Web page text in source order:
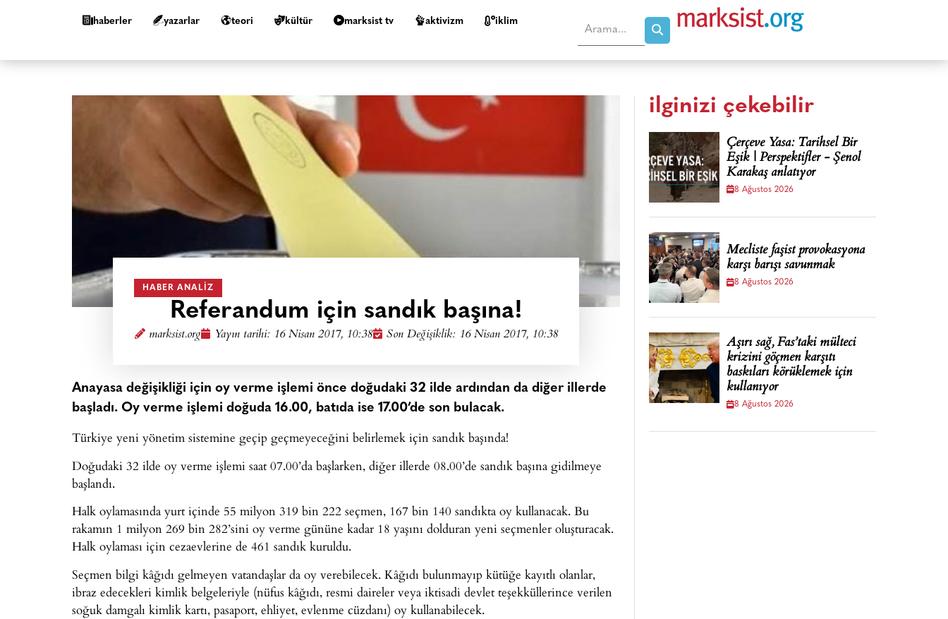
haberler yazarlar teori kültür marksist tv aktivizm i̇klim
HABER ANALIZ
Referandum için sandık başına!
marksist.org Yayın tarihi: 16 Nisan 2017, 10:38 Son Değişiklik: 16 Nisan 2017, 10:38
Anayasa değişikliği için oy verme işlemi önce doğudaki 32 ilde ardından da diğer illerde
başladı. Oy verme işlemi doğuda 16.00, batıda ise 17.00’de son bulacak.
Türkiye yeni yönetim sistemine geçip geçmeyeceğini belirlemek için sandık başında!
Doğudaki 32 ilde oy verme işlemi saat 07.00’da başlarken, diğer illerde 08.00’de sandık başına gidilmeye
başlandı.
Halk oylamasında yurt içinde 55 milyon 319 bin 222 seçmen, 167 bin 140 sandıkta oy kullanacak. Bu
rakamın 1 milyon 269 bin 282’sini oy verme gününe kadar 18 yaşını dolduran yeni seçmenler oluşturacak.
Halk oylaması için cezaevlerine de 461 sandık kuruldu.
Seçmen bilgi kâğıdı gelmeyen vatandaşlar da oy verebilecek. Kâğıdı bulunmayıp kütüğe kayıtlı olanlar,
ibraz edecekleri kimlik belgeleriyle (nüfus kâğıdı, resmi daireler veya iktisadi devlet teşekküllerince verilen
soğuk damgalı kimlik kartı, pasaport, ehliyet, evlenme cüzdanı) oy kullanabilecek.
ilginizi çekebilir
Çerçeve Yasa: Tarihsel Bir
Eşik | Perspektifler - Şenol
Karakaş anlatıyor
8 Ağustos 2026
Mecliste faşist provokasyona
karşı barışı savunmak
8 Ağustos 2026
Aşırı sağ, Fas’taki mülteci
krizini göçmen karşıtı
baskıları körüklemek için
kullanıyor
8 Ağustos 2026